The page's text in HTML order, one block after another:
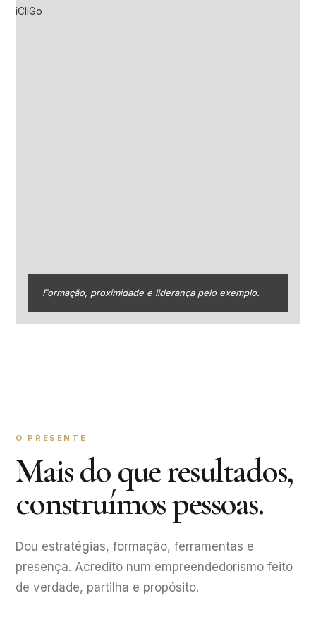
Formação, proximidade e liderança pelo exemplo.
O PRESENTE
Mais do que resultados,
construímos pessoas.
Dou estratégias, formação, ferramentas e
presença. Acredito num empreendedorismo feito
de verdade, partilha e propósito.